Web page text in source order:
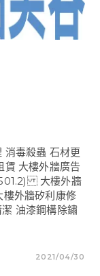
消毒殺蟲 石材更
賃 大樓外牆廣告
大樓外牆
外牆矽利康修
油漆鋼構除鏽
2021/04/30